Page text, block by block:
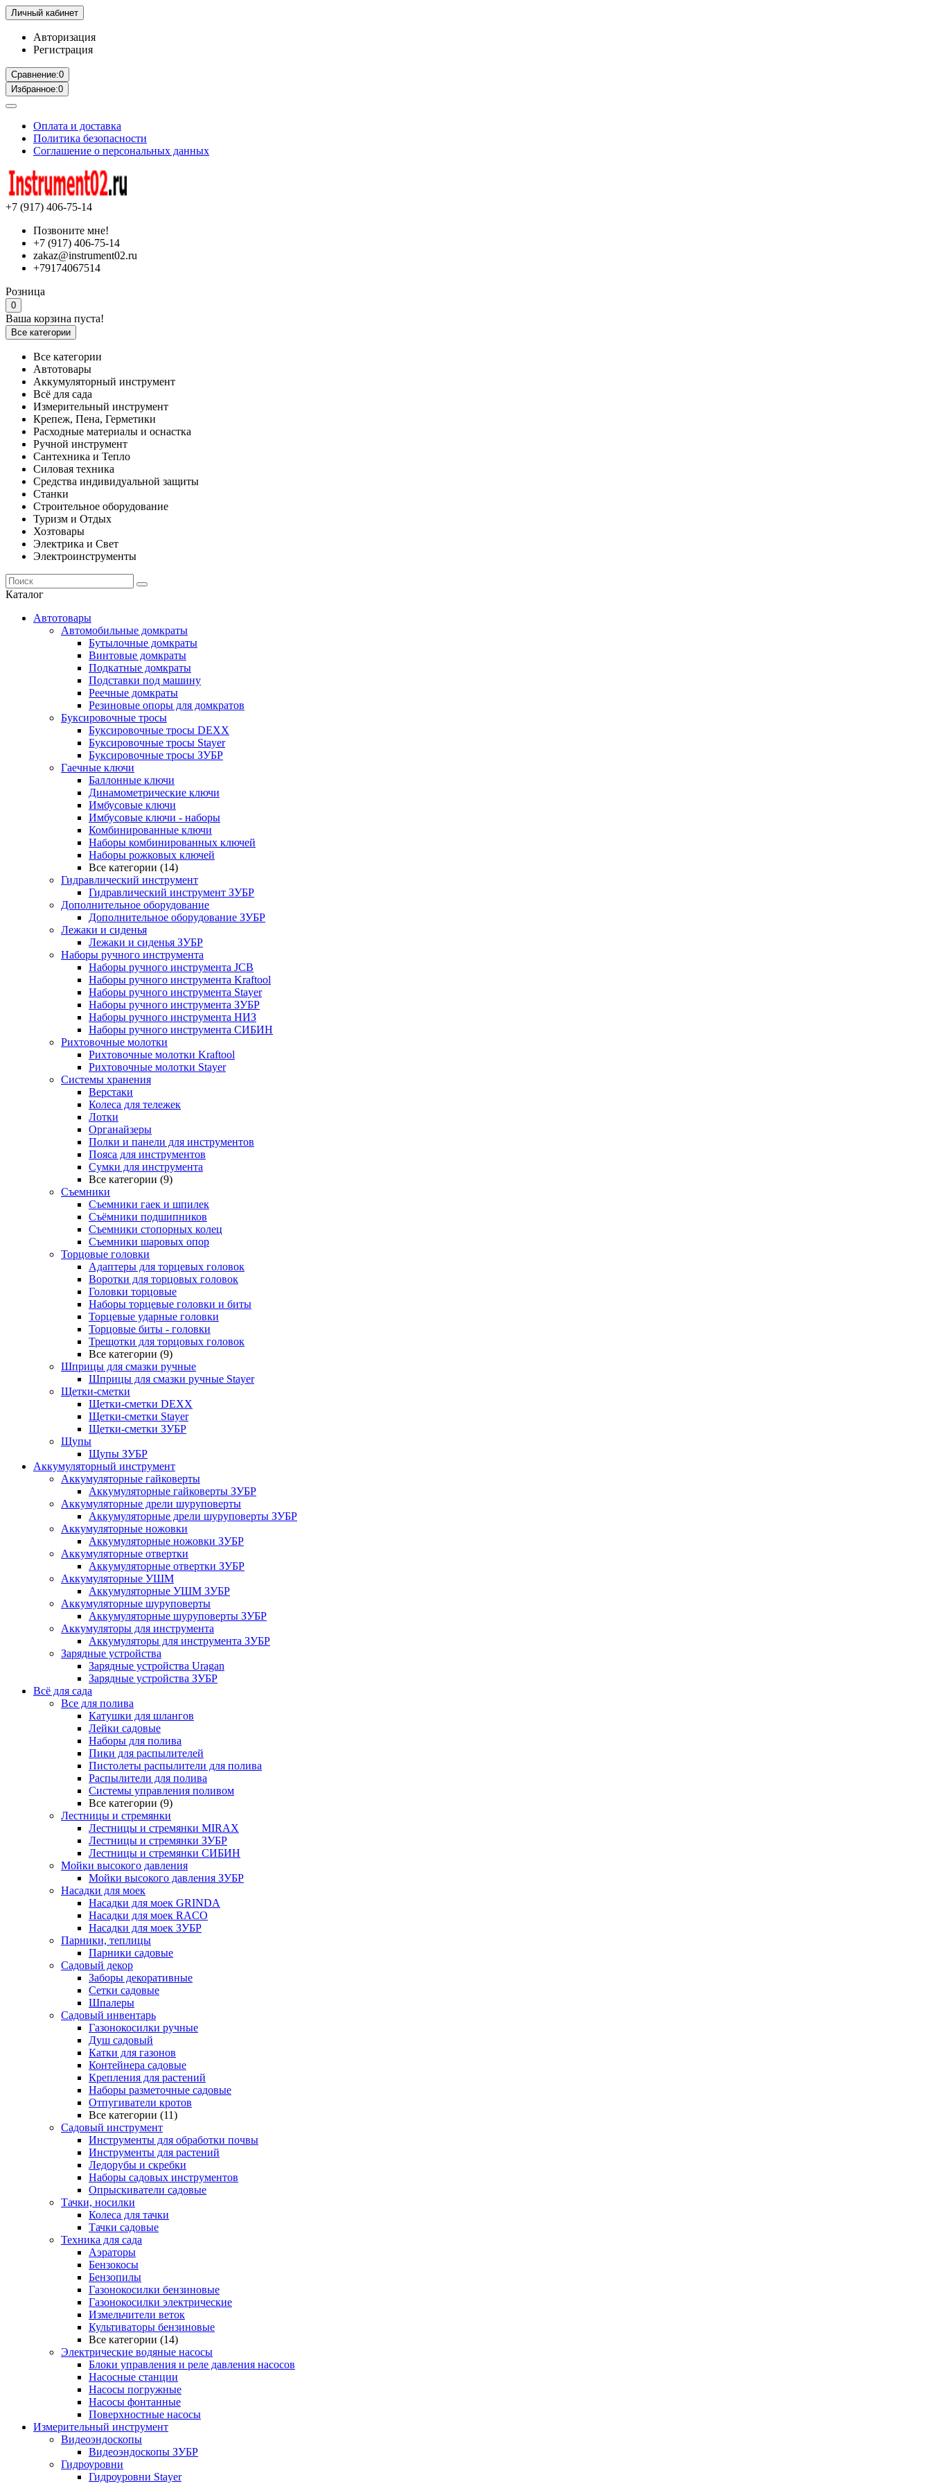
Личный кабинет
Авторизация
Регистрация
Сравнение:0
Избранное:0
Оплата и доставка
Политика безопасности
Соглашение о персональных данных
+7 (917) 406-75-14
Позвоните мне!
+7 (917) 406-75-14
zakaz@instrument02.ru
+79174067514
Розница
0
Ваша корзина пуста!
Все категории
Все категории
Автотовары
Аккумуляторный инструмент
Всё для сада
Измерительный инструмент
Крепеж, Пена, Герметики
Расходные материалы и оснастка
Ручной инструмент
Сантехника и Тепло
Силовая техника
Средства индивидуальной защиты
Станки
Строительное оборудование
Туризм и Отдых
Хозтовары
Электрика и Свет
Электроинструменты
Каталог
Автотовары
Автомобильные домкраты
Бутылочные домкраты
Винтовые домкраты
Подкатные домкраты
Подставки под машину
Реечные домкраты
Резиновые опоры для домкратов
Буксировочные тросы
Буксировочные тросы DEXX
Буксировочные тросы Stayer
Буксировочные тросы ЗУБР
Гаечные ключи
Баллонные ключи
Динамометрические ключи
Имбусовые ключи
Имбусовые ключи - наборы
Комбинированные ключи
Наборы комбинированных ключей
Наборы рожковых ключей
Все категории (14)
Гидравлический инструмент
Гидравлический инструмент ЗУБР
Дополнительное оборудование
Дополнительное оборудование ЗУБР
Лежаки и сиденья
Лежаки и сиденья ЗУБР
Наборы ручного инструмента
Наборы ручного инструмента JCB
Наборы ручного инструмента Kraftool
Наборы ручного инструмента Stayer
Наборы ручного инструмента ЗУБР
Наборы ручного инструмента НИЗ
Наборы ручного инструмента СИБИН
Рихтовочные молотки
Рихтовочные молотки Kraftool
Рихтовочные молотки Stayer
Системы хранения
Верстаки
Колеса для тележек
Лотки
Органайзеры
Полки и панели для инструментов
Пояса для инструментов
Сумки для инструмента
Все категории (9)
Съемники
Съемники гаек и шпилек
Съёмники подшипников
Съемники стопорных колец
Съемники шаровых опор
Торцовые головки
Адаптеры для торцевых головок
Воротки для торцовых головок
Головки торцовые
Наборы торцевые головки и биты
Торцевые ударные головки
Торцовые биты - головки
Трещотки для торцовых головок
Все категории (9)
Шприцы для смазки ручные
Шприцы для смазки ручные Stayer
Щетки-сметки
Щетки-сметки DEXX
Щетки-сметки Stayer
Щетки-сметки ЗУБР
Щупы
Щупы ЗУБР
Аккумуляторный инструмент
Аккумуляторные гайковерты
Аккумуляторные гайковерты ЗУБР
Аккумуляторные дрели шуруповерты
Аккумуляторные дрели шуруповерты ЗУБР
Аккумуляторные ножовки
Аккумуляторные ножовки ЗУБР
Аккумуляторные отвертки
Аккумуляторные отвертки ЗУБР
Аккумуляторные УШМ
Аккумуляторные УШМ ЗУБР
Аккумуляторные шуруповерты
Аккумуляторные шуруповерты ЗУБР
Аккумуляторы для инструмента
Аккумуляторы для инструмента ЗУБР
Зарядные устройства
Зарядные устройства Uragan
Зарядные устройства ЗУБР
Всё для сада
Все для полива
Катушки для шлангов
Лейки садовые
Наборы для полива
Пики для распылителей
Пистолеты распылители для полива
Распылители для полива
Системы управления поливом
Все категории (9)
Лестницы и стремянки
Лестницы и стремянки MIRAX
Лестницы и стремянки ЗУБР
Лестницы и стремянки СИБИН
Мойки высокого давления
Мойки высокого давления ЗУБР
Насадки для моек
Насадки для моек GRINDA
Насадки для моек RACO
Насадки для моек ЗУБР
Парники, теплицы
Парники садовые
Садовый декор
Заборы декоративные
Сетки садовые
Шпалеры
Садовый инвентарь
Газонокосилки ручные
Душ садовый
Катки для газонов
Контейнера садовые
Крепления для растений
Наборы разметочные садовые
Отпугиватели кротов
Все категории (11)
Садовый инструмент
Инструменты для обработки почвы
Инструменты для растений
Ледорубы и скребки
Наборы садовых инструментов
Опрыскиватели садовые
Тачки, носилки
Колеса для тачки
Тачки садовые
Техника для сада
Аэраторы
Бензокосы
Бензопилы
Газонокосилки бензиновые
Газонокосилки электрические
Измельчители веток
Культиваторы бензиновые
Все категории (14)
Электрические водяные насосы
Блоки управления и реле давления насосов
Насосные станции
Насосы погружные
Насосы фонтанные
Поверхностные насосы
Измерительный инструмент
Видеоэндоскопы
Видеоэндоскопы ЗУБР
Гидроуровни
Гидроуровни Stayer